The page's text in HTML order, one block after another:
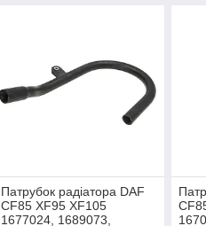
Патрубок радіатора DAF
CF85 XF95 XF105
1677024, 1689073,